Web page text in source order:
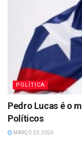
POLÍTICA
Pedro Lucas é o
Políticos
MARÇO 23, 2026